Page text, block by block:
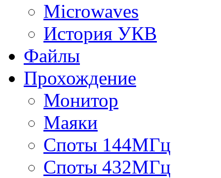
Microwaves
История УКВ
Файлы
Прохождение
Монитор
Маяки
Споты 144МГц
Споты 432МГц